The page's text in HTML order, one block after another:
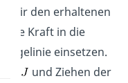
wir den erhaltenen
Kraft in die
einsetzen.
und Ziehen der